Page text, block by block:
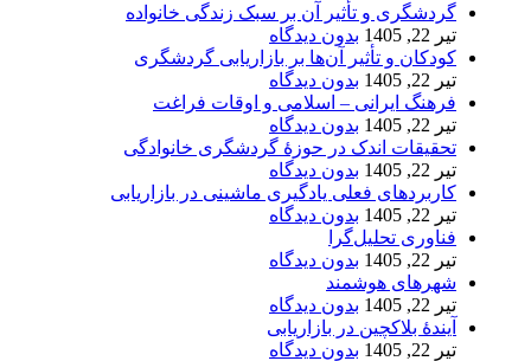
گردشگری و تأثیر آن بر سبک زندگی خانواده
تیر 22, 1405
بدون دیدگاه
کودکان و تأثیر آن‌ها بر بازاریابی گردشگری
تیر 22, 1405
بدون دیدگاه
فرهنگ ایرانی – اسلامی و اوقات فراغت
تیر 22, 1405
بدون دیدگاه
تحقیقات اندک در حوزۀ گردشگری خانوادگی
تیر 22, 1405
بدون دیدگاه
کاربردهای فعلی یادگیری ماشینی در بازاریابی
تیر 22, 1405
بدون دیدگاه
فناوری تحلیل‌گرا
تیر 22, 1405
بدون دیدگاه
شهرهای هوشمند
تیر 22, 1405
بدون دیدگاه
آیندۀ بلاکچین در بازاریابی
تیر 22, 1405
بدون دیدگاه